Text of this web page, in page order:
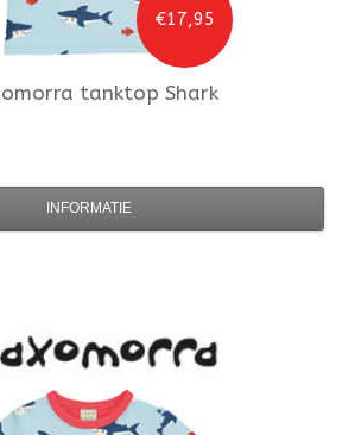
€17,95
tanktop Shark
INFORMATIE